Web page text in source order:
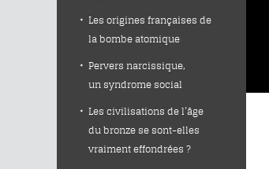
Les origines françaises de
la bombe atomique
Pervers narcissique,
un syndrome social
Les civilisations de l’âge
du bronze se sont-elles
vraiment effondrées ?